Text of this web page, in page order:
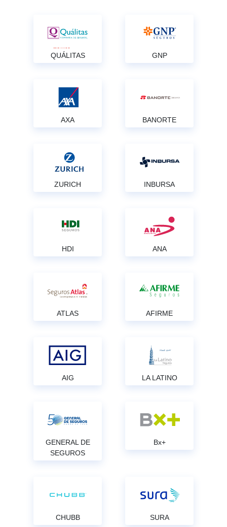
QUÁLITAS GNP
AXA BANORTE
ZURICH INBURSA
HDI ANA
ATLAS AFIRME
AIG LA LATINO
GENERAL DE
SEGUROS
Bx+
CHUBB SURA